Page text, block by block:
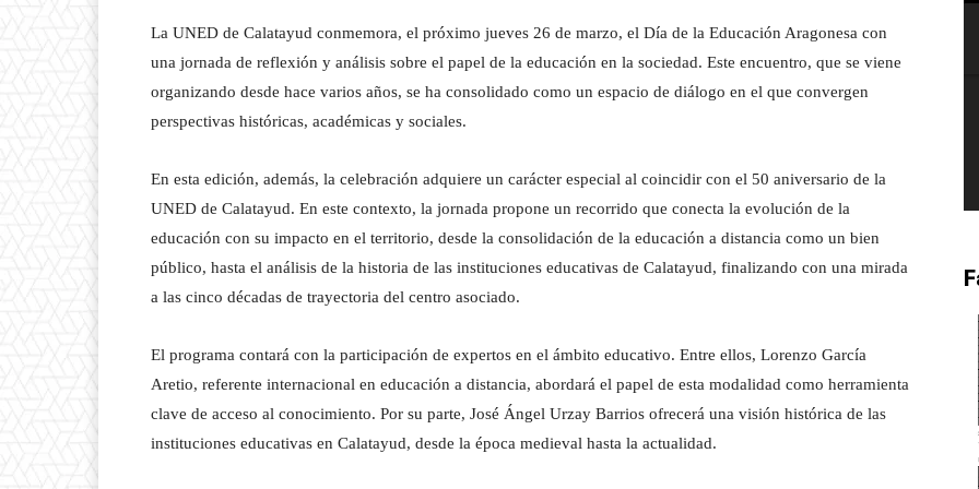
La UNED de Calatayud conmemora, el próximo jueves 26 de marzo, el Día de la Educación Aragonesa con
una jornada de reflexión y análisis sobre el papel de la educación en la sociedad. Este encuentro, que se viene
organizando desde hace varios años, se ha consolidado como un espacio de diálogo en el que convergen
perspectivas históricas, académicas y sociales.
En esta edición, además, la celebración adquiere un carácter especial al coincidir con el 50 aniversario de la
UNED de Calatayud. En este contexto, la jornada propone un recorrido que conecta la evolución de la
educación con su impacto en el territorio, desde la consolidación de la educación a distancia como un bien
público, hasta el análisis de la historia de las instituciones educativas de Calatayud, finalizando con una mirada
a las cinco décadas de trayectoria del centro asociado.
El programa contará con la participación de expertos en el ámbito educativo. Entre ellos, Lorenzo García
Aretio, referente internacional en educación a distancia, abordará el papel de esta modalidad como herramienta
clave de acceso al conocimiento. Por su parte, José Ángel Urzay Barrios ofrecerá una visión histórica de las
instituciones educativas en Calatayud, desde la época medieval hasta la actualidad.